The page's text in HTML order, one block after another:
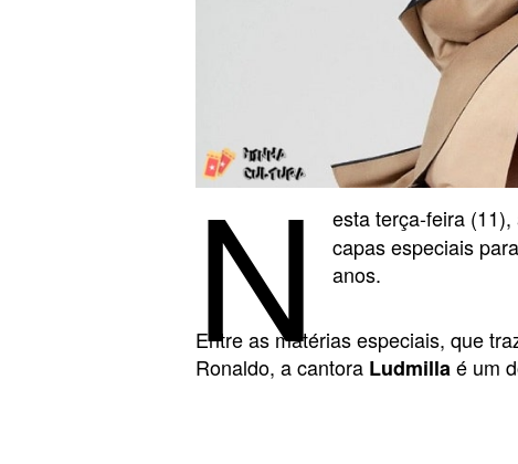
N esta terça-feira
capas especiais
anos.
Entre as matérias especiais, que
Ronaldo, a cantora Ludmillaé um